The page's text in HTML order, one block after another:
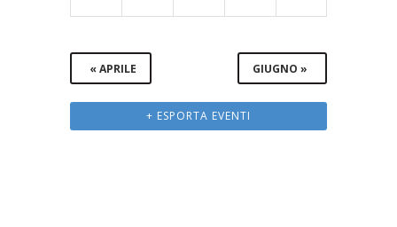
«APRILE GIUGNO »
+ ESPORTA EVENTI